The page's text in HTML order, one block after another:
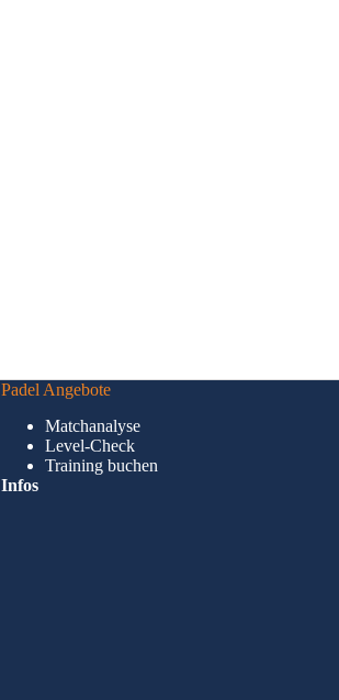
Padel Angebote
Matchanalyse
Level-Check
Training buchen
Infos